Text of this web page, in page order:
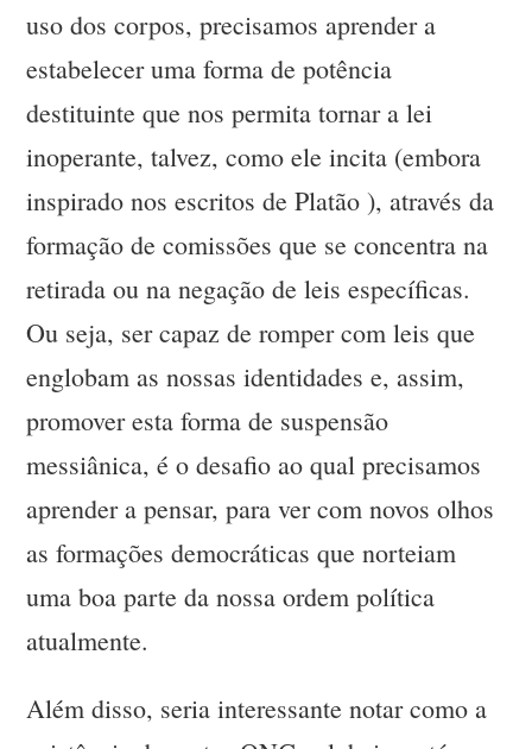
uso dos corpos, precisamos aprender a
estabelecer uma forma de potência
destituinte que nos permita tornar a lei
inoperante, talvez, como ele incita (embora
inspirado nos escritos de Platão ), através da
formação de comissões que se concentra na
retirada ou na negação de leis específicas.
Ou seja, ser capaz de romper com leis que
englobam as nossas identidades e, assim,
promover esta forma de suspensão
messiânica, é o desafio ao qual precisamos
aprender a pensar, para ver com novos olhos
as formações democráticas que norteiam
uma boa parte da nossa ordem política
atualmente.
Além disso, seria interessante notar como a